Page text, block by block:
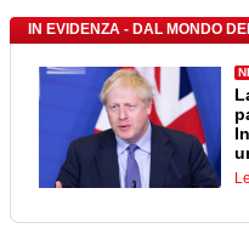
IN EVIDENZA - DAL MONDO